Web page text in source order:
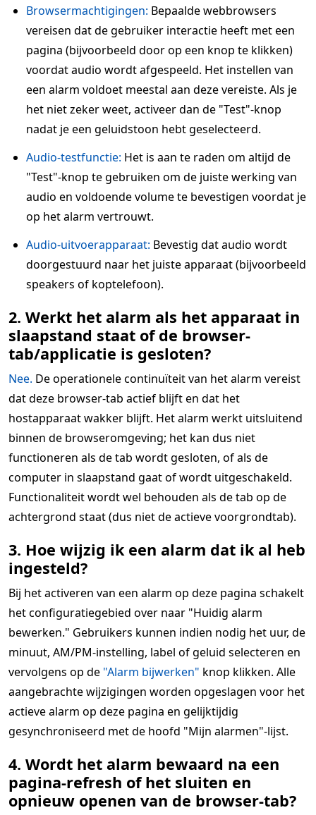
Browsermachtigingen: Bepaalde webbrowsers
vereisen dat de gebruiker interactie heeft met een
pagina (bijvoorbeeld door op een knop te klikken)
voordat audio wordt afgespeeld. Het instellen van
een alarm voldoet meestal aan deze vereiste. Als je
het niet zeker weet, activeer dan de "Test"-knop
nadat je een geluidstoon hebt geselecteerd.
Audio-testfunctie: Het is aan te raden om altijd de
"Test"-knop te gebruiken om de juiste werking van
audio en voldoende volume te bevestigen voordat je
op het alarm vertrouwt.
Audio-uitvoerapparaat: Bevestig dat audio wordt
doorgestuurd naar het juiste apparaat (bijvoorbeeld
speakers of koptelefoon).
2. Werkt het alarm als het apparaat in
slaapstand staat of de browser-
tab/applicatie is gesloten?
Nee. De operationele continuïteit van het alarm vereist
dat deze browser-tab actief blijft en dat het
hostapparaat wakker blijft. Het alarm werkt uitsluitend
binnen de browseromgeving; het kan dus niet
functioneren als de tab wordt gesloten, of als de
computer in slaapstand gaat of wordt uitgeschakeld.
Functionaliteit wordt wel behouden als de tab op de
achtergrond staat (dus niet de actieve voorgrondtab).
3. Hoe wijzig ik een alarm dat ik al heb
ingesteld?
Bij het activeren van een alarm op deze pagina schakelt
het configuratiegebied over naar "Huidig alarm
bewerken." Gebruikers kunnen indien nodig het uur, de
minuut, AM/PM-instelling, label of geluid selecteren en
vervolgens op de "Alarm bijwerken" knop klikken. Alle
aangebrachte wijzigingen worden opgeslagen voor het
actieve alarm op deze pagina en gelijktijdig
gesynchroniseerd met de hoofd "Mijn alarmen"-lijst.
4. Wordt het alarm bewaard na een
pagina-refresh of het sluiten en
opnieuw openen van de browser-tab?